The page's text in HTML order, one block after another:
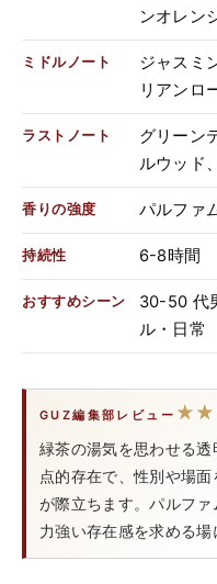
ンオレン
ミドルノート
ジャスミ
リアンロ
ラストノート
グリーン
ルウッド
香りの強度 パルファ
持続性 6-8時間
おすすめシーン
30-50 代
ル・日常
GUZ編集部レビュー
緑茶の湯気を思わせる
点的存在で、性別や場
が際立ちます。パルファ
力強い存在感を求める場